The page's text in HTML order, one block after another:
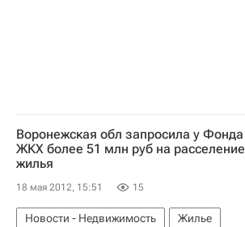
Воронежская обл запросила у Фонда
ЖКХ более 51 млн руб на расселение
жилья
18 мая 2012, 15:51 15
Новости - Недвижимость
Жилье